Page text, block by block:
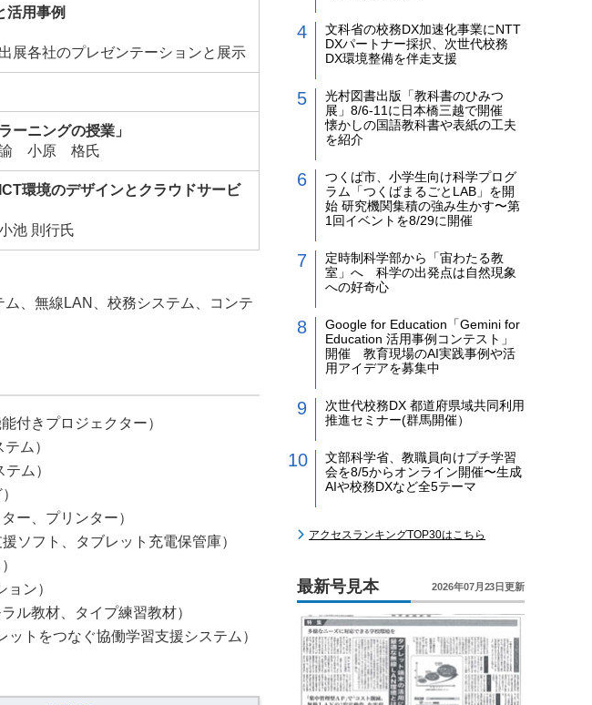
用事例
展各社のプレゼンテーションと展示
ーニングの授業」
諭 小原 格氏
環境のデザインとクラウドサービ
池 則行氏
、無線LAN、校務システム、コンテ
付きプロジェクター）
ム）
ム）
ー、プリンター）
ソフト、タブレット充電保管庫）
ン）
ル教材、タイプ練習教材）
トをつなぐ協働学習支援システム）
文科省の校務DX加速化事業にNTT
DXパートナー採択、次世代校務
DX環境整備を伴走支援
光村図書出版「教科書のひみつ
展」8/6-11に日本橋三越で開催
懐かしの国語教科書や表紙の工夫
を紹介
つくば市、小学生向け科学プログ
ラム「つくばまるごとLAB」を開
始 研究機関集積の強み生かす〜第
1回イベントを8/29に開催
定時制科学部から「宙わたる教
室」へ 科学の出発点は自然現象
への好奇心
Google for Education「Gemini for
Education 活用事例コンテスト」
開催 教育現場のAI実践事例や活
用アイデアを募集中
次世代校務DX 都道府県域共同利用
推進セミナー(群馬開催）
文部科学省、教職員向けプチ学習
会を8/5からオンライン開催〜生成
AIや校務DXなど全5テーマ
アクセスランキングTOP30はこちら
最新号見本 2026年07月23日更新